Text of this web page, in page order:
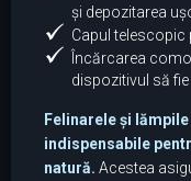
și depozitarea
Capul telescopic
Încărcarea
dispozitivul să
Felinarele și
indispensabile
natură. Acestea